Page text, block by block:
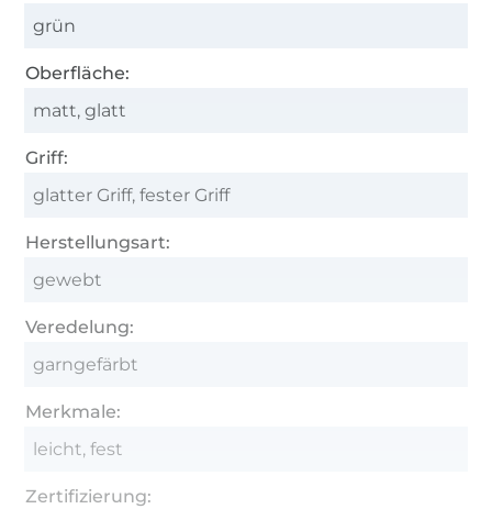
grün
Oberfläche:
matt, glatt
Griff:
glatter Griff, fester Griff
Herstellungsart:
gewebt
Veredelung:
garngefärbt
Merkmale:
leicht, fest
Zertifizierung: